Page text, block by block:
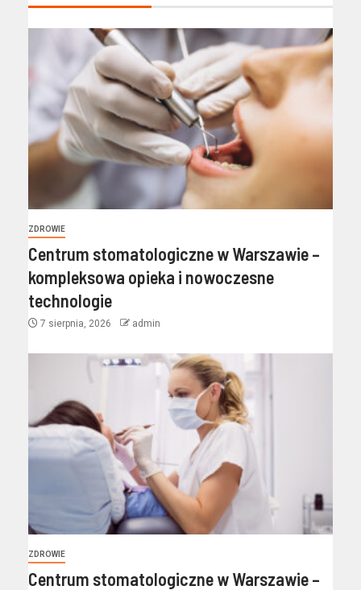
ZDROWIE
Centrum stomatologiczne w Warszawie –
kompleksowa opieka i nowoczesne
technologie
7 sierpnia, 2026 admin
ZDROWIE
Centrum stomatologiczne w Warszawie –